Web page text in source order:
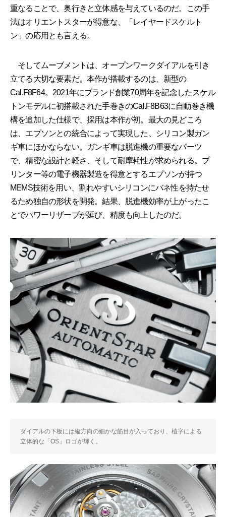
重なることで、奥行きと立体感を与えているのだ。この手
法はオリエントスターが得意な、「レイヤードスケルト
ン」の応用とも言える。
そしてムーブメントは、オープンワークダイアルを引き
立てる大切な要素だ。本作が搭載するのは、新型の
Cal.F8F64。2021年にブランド創業70周年を記念したスケル
トンモデルに初搭載された手巻きのCal.F8B63に自動巻き機
構を追加した仕様で、採用は本作が初。最大の見どころ
は、エプソンとの統合によって実現した、シリコン製ガン
ギ車にほかならない。ガンギ車は脱進機の重要なパーツ
で、精密な設計と軽さ、そして耐摩耗性が求められる。プ
リンター等の電子機器製造を得意とするエプソンが持つ
MEMS技術を用い、割れやすいシリコンにバネ性を持たせ
るため独自の形状を開発。結果、脱進機効率が上がったこ
とでパワーリザーブが延び、精度も向上したのだ。
ダイアルの下板には縦方向の細かな筋目が入っており、植字による
立体的な「OS」ロゴが輝く。